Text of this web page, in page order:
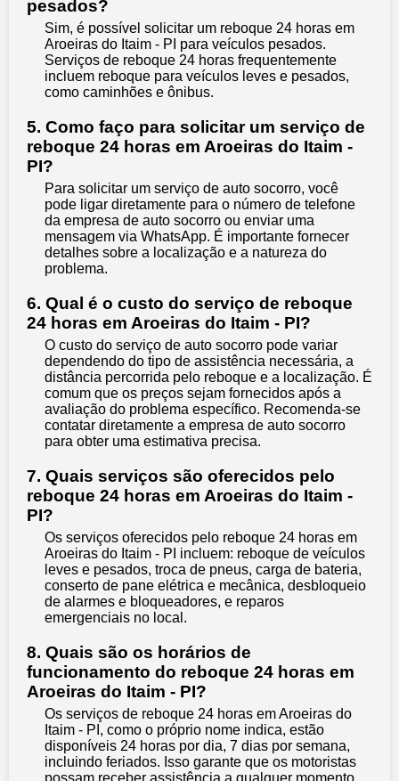
pesados?
Sim, é possível solicitar um reboque 24 horas em
Aroeiras do Itaim - PI para veículos pesados.
Serviços de reboque 24 horas frequentemente
incluem reboque para veículos leves e pesados,
como caminhões e ônibus.
5. Como faço para solicitar um serviço de
reboque 24 horas em Aroeiras do Itaim -
PI?
Para solicitar um serviço de auto socorro, você
pode ligar diretamente para o número de telefone
da empresa de auto socorro ou enviar uma
mensagem via WhatsApp. É importante fornecer
detalhes sobre a localização e a natureza do
problema.
6. Qual é o custo do serviço de reboque
24 horas em Aroeiras do Itaim - PI?
O custo do serviço de auto socorro pode variar
dependendo do tipo de assistência necessária, a
distância percorrida pelo reboque e a localização. É
comum que os preços sejam fornecidos após a
avaliação do problema específico. Recomenda-se
contatar diretamente a empresa de auto socorro
para obter uma estimativa precisa.
7. Quais serviços são oferecidos pelo
reboque 24 horas em Aroeiras do Itaim -
PI?
Os serviços oferecidos pelo reboque 24 horas em
Aroeiras do Itaim - PI incluem: reboque de veículos
leves e pesados, troca de pneus, carga de bateria,
conserto de pane elétrica e mecânica, desbloqueio
de alarmes e bloqueadores, e reparos
emergenciais no local.
8. Quais são os horários de
funcionamento do reboque 24 horas em
Aroeiras do Itaim - PI?
Os serviços de reboque 24 horas em Aroeiras do
Itaim - PI, como o próprio nome indica, estão
disponíveis 24 horas por dia, 7 dias por semana,
incluindo feriados. Isso garante que os motoristas